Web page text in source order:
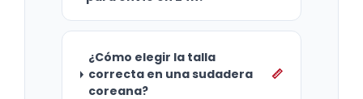
¿Cómo elegir la talla
correcta en una sudadera
coreana?
📏